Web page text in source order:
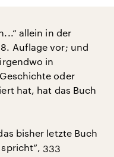
allein in der
Auflage vor; und
in
oder
hat, hat das Buch
bisher letzte Buch
333